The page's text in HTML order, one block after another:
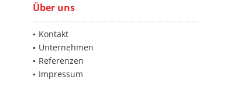
Über uns
Kontakt
Unternehmen
Referenzen
Impressum